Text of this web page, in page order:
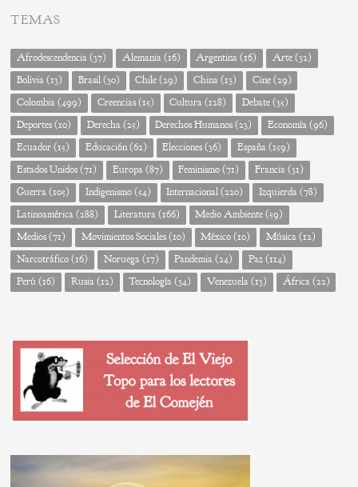
TEMAS
Afrodescendencia(37) Alemania(16) Argentina(16) Arte(32)
Bolivia(13) Brasil(30) Chile(29) China(13) Cine(29)
Colombia(499) Creencias(15) Cultura(128) Debate(35)
Deportes(10) Derecha(25) Derechos Humanos(23) Economía(96)
Ecuador(15) Educación(62) Elecciones(36) España(159)
Estados Unidos(71) Europa(87) Feminismo(71) Francia(31)
Guerra(105) Indigenismo(54) Internacional(220) Izquierda(78)
Latinoamérica(288) Literatura(166) Medio Ambiente(59)
Medios(71) Movimientos Sociales(10) México(10) Música(12)
Narcotráfico(16) Noruega(17) Pandemia(24) Paz(114)
Perú (16) Rusia(12) Tecnología(34) Venezuela(13) África(22)